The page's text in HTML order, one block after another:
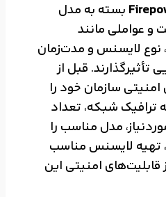
بسته به مدل
و عواملی مانند
لایسنس و مدت‌زمان
تأثیرگذارند. قبل از
امنیتی سازمان خود را
ترافیک شبکه، تعداد
مدل مناسب را
تهیه لایسنس مناسب
قابلیت‌های امنیتی این